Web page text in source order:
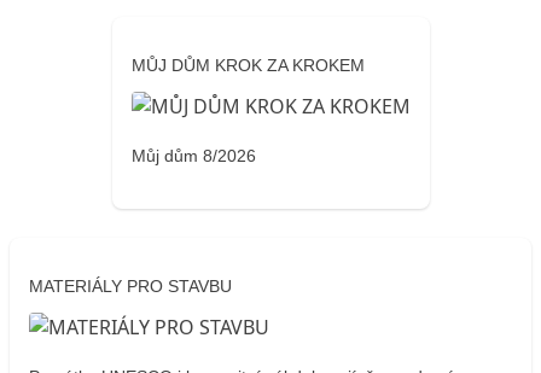
MŮJ DŮM KROK ZA KROKEM
Můj dům 8/2026
MATERIÁLY PRO STAVBU